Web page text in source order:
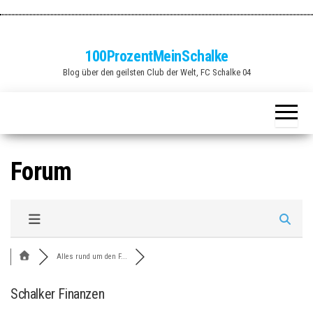
100ProzentMeinSchalke
Blog über den geilsten Club der Welt, FC Schalke 04
Forum
Alles rund um den F...
Schalker Finanzen